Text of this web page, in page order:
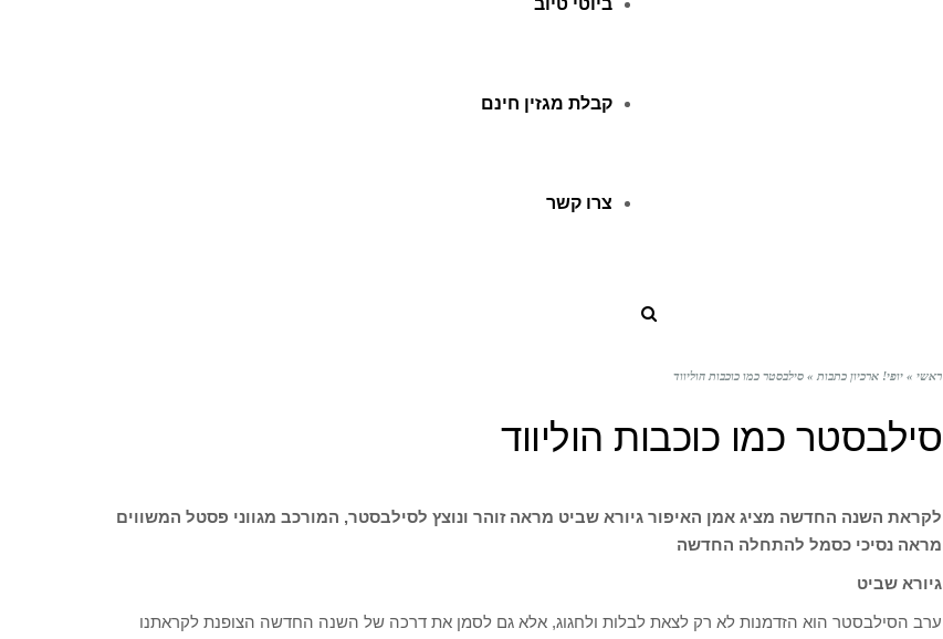
ביוטי טיוב
קבלת מגזין חינם
צרו קשר
ראשי » יופי! ארכיון כתבות » סילבסטר כמו כוכבות הוליווד
סילבסטר כמו כוכבות הוליווד
לקראת השנה החדשה מציג אמן האיפור גיורא שביט מראה זוהר ונוצץ לסילבסטר, המורכב מגווני פסטל המשווים
מראה נסיכי כסמל להתחלה החדשה
גיורא שביט
ערב הסילבסטר הוא הזדמנות לא רק לצאת לבלות ולחגוג, אלא גם לסמן את דרכה של השנה החדשה הצופנת לקראתנו